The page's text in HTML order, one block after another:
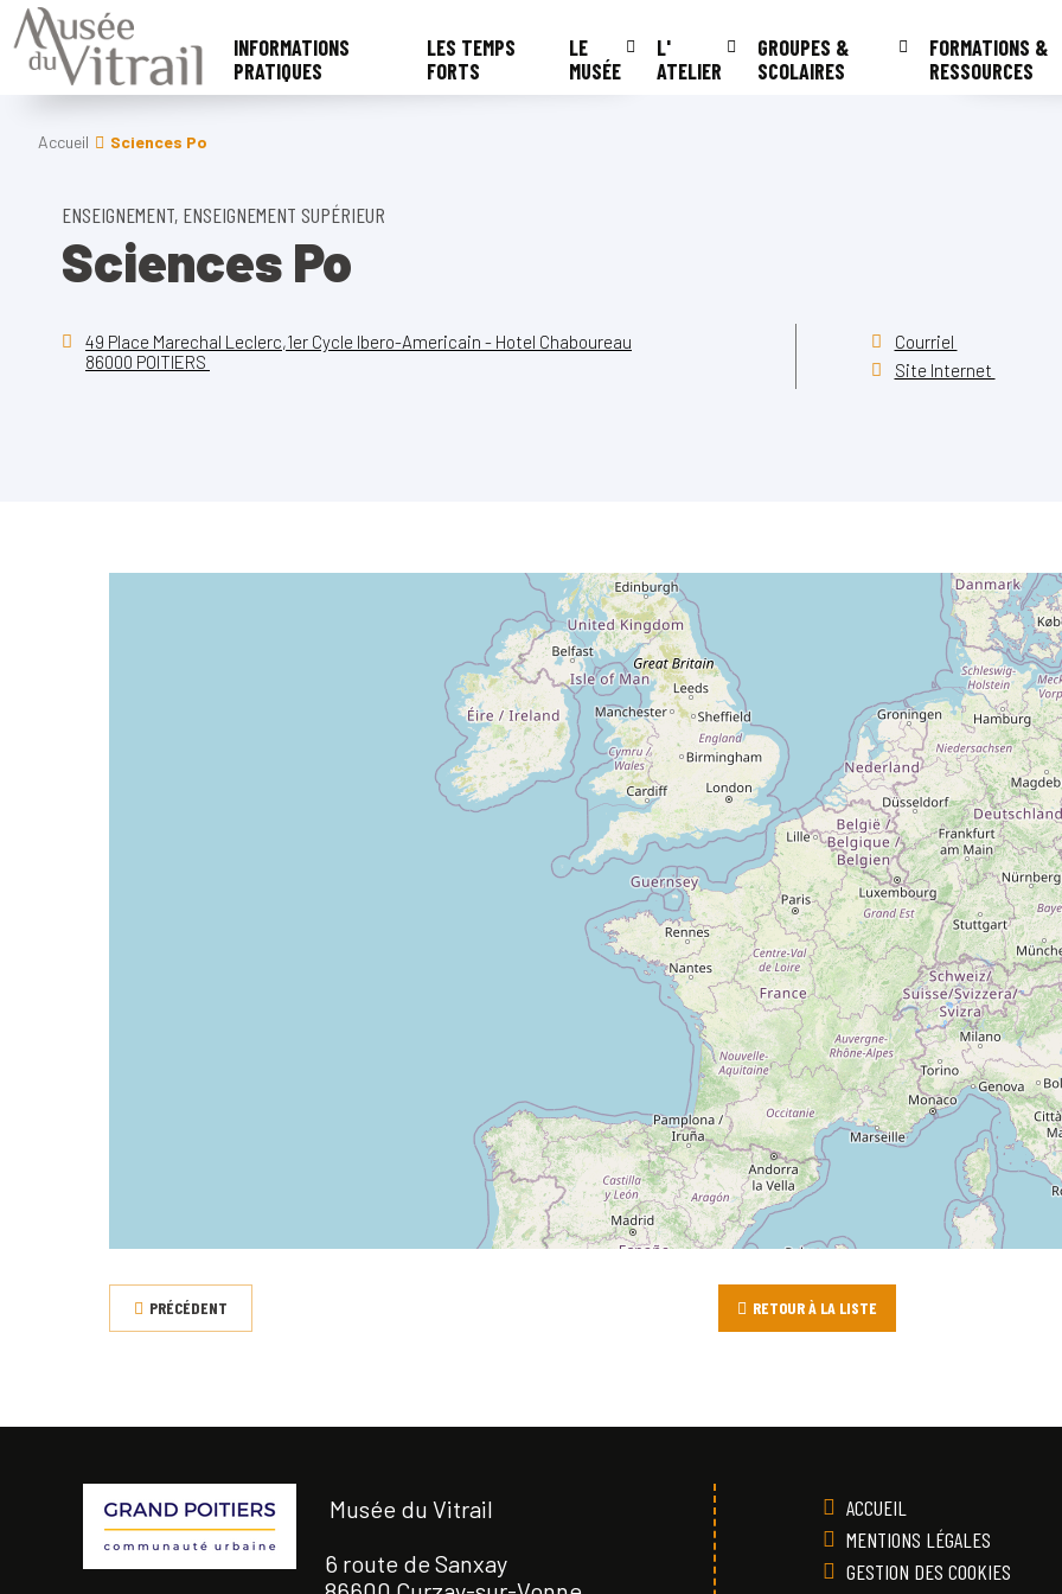
INFORMATIONS
PRATIQUES
LES TEMPS
FORTS
LE
MUSÉE
L'
ATELIER
GROUPES &
SCOLAIRES
FORMATIONS &
RESSOURCES
Accueil Sciences Po
ENSEIGNEMENT, ENSEIGNEMENT SUPÉRIEUR
Sciences Po
49 Place Marechal Leclerc,1er Cycle Ibero-Americain - Hotel Chaboureau
86000 POITIERS
Courriel
Site Internet
PRÉCÉDENT RETOUR À LA LISTE
Musée du Vitrail
6 route de Sanxay
ACCUEIL
MENTIONS LÉGALES
GESTION DES COOKIES